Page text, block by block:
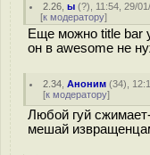
2.26 ,ы (?), 11:54, 29/
[к модератору]
Еще можно title bar
он в awesome не
2.34 ,Аноним (34),
[к модератору]
Любой гуй
мешай